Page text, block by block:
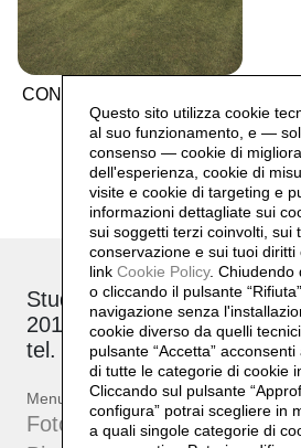
CONIX RDBM Architects
Studio: via Brioschi, 26
20132 Milano
tel. +39 339 17 53 482
Menu
Fotografie
Questo sito utilizza cookie
al suo funzionamento, e —
consenso — cookie di
dell'esperienza, cookie di
visite e cookie di targeting e
informazioni dettagliate sui
sui soggetti terzi coinvolti, sui
conservazione e sui tuoi diritti
link Cookie Policy. Chiudendo
o cliccando il pulsante
navigazione senza
cookie diverso da quelli
pulsante “Accetta” acconsenti
di tutte le categorie di cookie
Cliccando sul pulsante
configura” potrai scegliere in
a quali singole categorie di